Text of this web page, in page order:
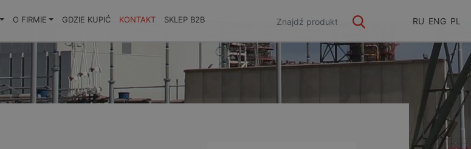
O FIRMIE GDZIE KUPIĆ KONTAKT SKLEP B2B RU ENG PL